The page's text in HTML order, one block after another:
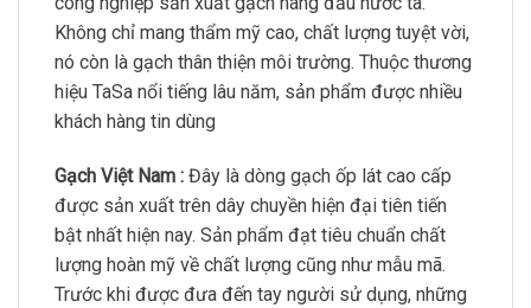
Không chỉ mang thẩm mỹ cao, chất lượng tuyệt vời,
nó còn là gạch thân thiện môi trường. Thuộc thương
hiệu TaSa nổi tiếng lâu năm, sản phẩm được nhiều
khách hàng tin dùng
Gạch Việt Nam : Đây là dòng gạch ốp lát cao cấp
được sản xuất trên dây chuyền hiện đại tiên tiến
bật nhất hiện nay. Sản phẩm đạt tiêu chuẩn chất
lượng hoàn mỹ về chất lượng cũng như mẫu mã.
Trước khi được đưa đến tay người sử dụng, những